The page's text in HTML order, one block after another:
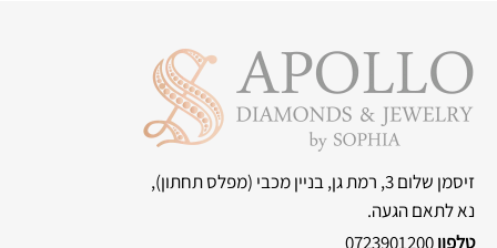
זיסמן שלום 3, רמת גן, בניין מכבי
(מפלס תחתון),
נא לתאם הגעה.
טלפון0723901200